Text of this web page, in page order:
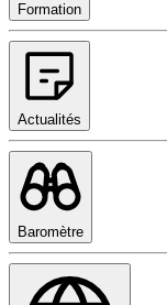
Formation
Actualités
Baromètre